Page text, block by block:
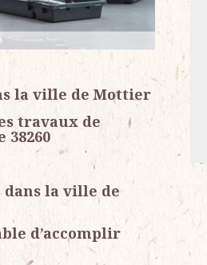
la ville de Mottier
travaux de
la ville de
d’accomplir